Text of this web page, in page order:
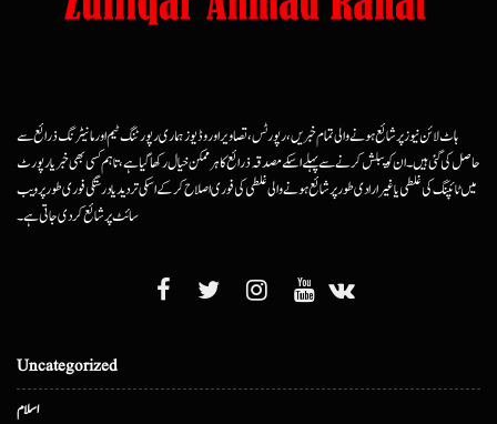
ہاٹ لائن نیوز پر شائع ہونے والی تمام خبریں، رپورٹس، تصاویر اور وڈیوز ہماری رپورٹنگ ٹیم اور مانیٹرنگ ذرائع سے
حاصل کی گئی ہیں۔ ان کو پبلش کرنے سے پہلے اسکے مصدقہ ذرائع کا ہرممکن خیال رکھا گیا ہے، تاہم کسی بھی خبر یا رپورٹ
میں ٹائپنگ کی غلطی یا غیرارادی طور پر شائع ہونے والی غلطی کی فوری اصلاح کرکے اسکی تردید یا درستگی فوری طور پر ویب
سائٹ پر شائع کردی جاتی ہے۔
Uncategorized
اسلام